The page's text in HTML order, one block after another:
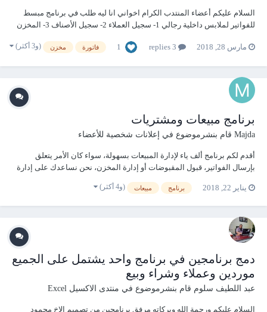
السلام عليكم أعضاء المنتدب الكرام اخواني انا ليه طلب في برنامج مبسط
للفواتير لملابس داخلية رجالي 1- سجيل العملاء 2- سجيل الأصناف 3- المخزن
الكميه من المخزن الفاتورة بها - الصنف - الكود -العدد - نسبة الخصم - هذه ا...
مارس 28, 2018 1 فاتورة مخزن (و3 أكثر)
برنامج مبيعات ومشتريات
Majda قام بنشرموضوع في إعلانات شخصية للأعضاء
أقدم لكم برنامج ألف ياء لإدارة المبيعات بسهولة، سواء كان الأمر يتعلق
بإرسال الفواتير، قبول المقبوضات أو إدارة المخزن، نحن نساعدك على إدارة
لنمو عملك. ما يميز برنامج ألف ياء عن باقي برامج ادارة المبيعات: يدعم
يناير 22, 2018 برنامج مبيعات (و4 أكثر)
دمج برنامجين في برنامج واحد يشتمل على الجميع
موردين وعملاء وشراء وبيع
عبد اللطيف سلوم قام بنشرموضوع في منتدى الاكسيل Excel
السلام عليكم ورحمة الله وبركاته مرفق برنامجين من تصميم الاخ محمود